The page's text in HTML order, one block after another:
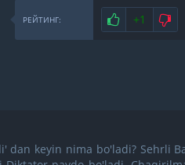
РЕЙТИНГ: Нравится
+1 Не
dan keyin nima bo'ladi? Sehrli